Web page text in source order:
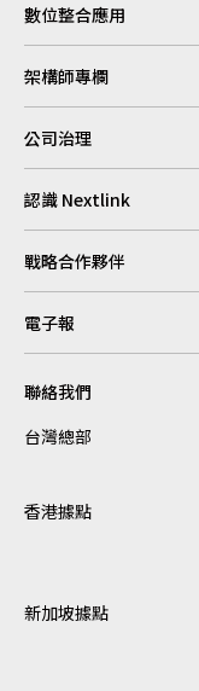
數位整合應用
架構師專欄
公司治理
認識 Nextlink
戰略合作夥伴
電子報
聯絡我們
台灣總部
香港據點
新加坡據點